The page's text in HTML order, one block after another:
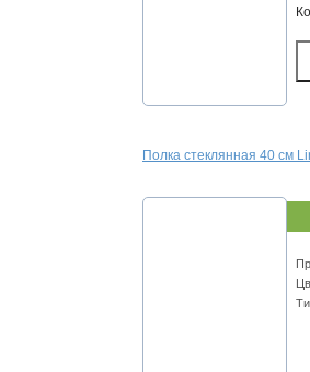
Полка стеклянная 40 см